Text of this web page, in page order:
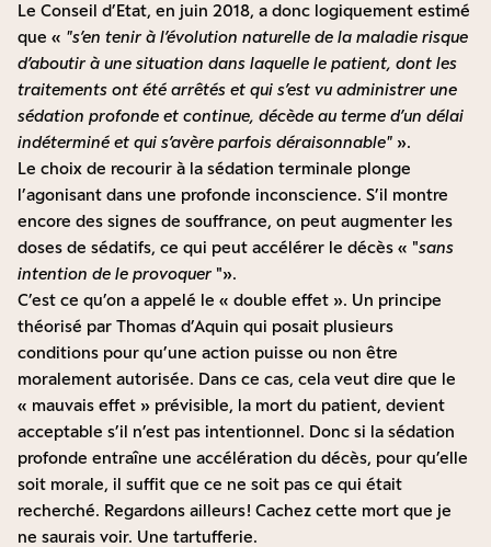
Le Conseil d’Etat, en juin 2018, a donc logiquement estimé
que «
s’en tenir à l’évolution naturelle de la maladie risque
d’aboutir à une situation dans laquelle le patient, dont les
traitements ont été arrêtés et qui s’est vu administrer une
sédation profonde et continue, décède au terme d’un délai
indéterminé et qui s’avère parfois déraisonnable
».
Le choix de recourir à la sédation terminale plonge
l’agonisant dans une profonde inconscience. S’il montre
encore des signes de souffrance, on peut augmenter les
doses de sédatifs, ce qui peut accélérer le décès «
sans
intention de le provoquer
».
C’est ce qu’on a appelé le « double effet ». Un principe
théorisé par Thomas d’Aquin qui posait plusieurs
conditions pour qu’une action puisse ou non être
moralement autorisée. Dans ce cas, cela veut dire que le
« mauvais effet » prévisible, la mort du patient, devient
acceptable s’il n’est pas intentionnel. Donc si la sédation
profonde entraîne une accélération du décès, pour qu’elle
soit morale, il suffit que ce ne soit pas ce qui était
recherché. Regardons ailleurs ! Cachez cette mort que je
ne saurais voir. Une tartufferie.